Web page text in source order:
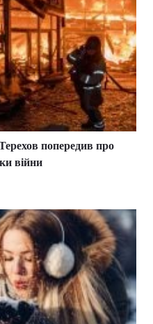
попередив про
війни